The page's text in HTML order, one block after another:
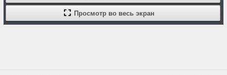
Просмотр во весь экран